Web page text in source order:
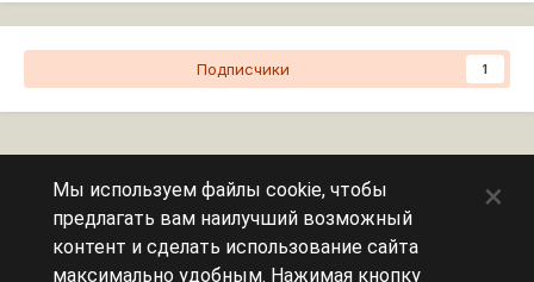
Подписчики 1
Сейчас на странице
Мы используем файлы cookie, чтобы
предлагать вам наилучший возможный
контент и сделать использование сайта
максимально удобным. Нажимая кнопку
×